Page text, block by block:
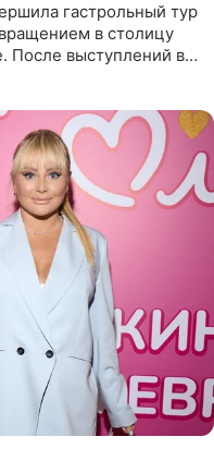
гастрольный тур
в столицу
После выступлений в